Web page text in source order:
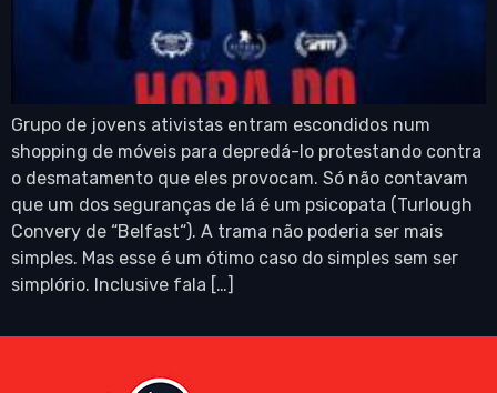
Grupo de jovens ativistas entram escondidos num
shopping de móveis para depredá-lo protestando contra
o desmatamento que eles provocam. Só não contavam
que um dos seguranças de lá é um psicopata (Turlough
Convery de “Belfast“). A trama não poderia ser mais
simples. Mas esse é um ótimo caso do simples sem ser
simplório. Inclusive fala […]